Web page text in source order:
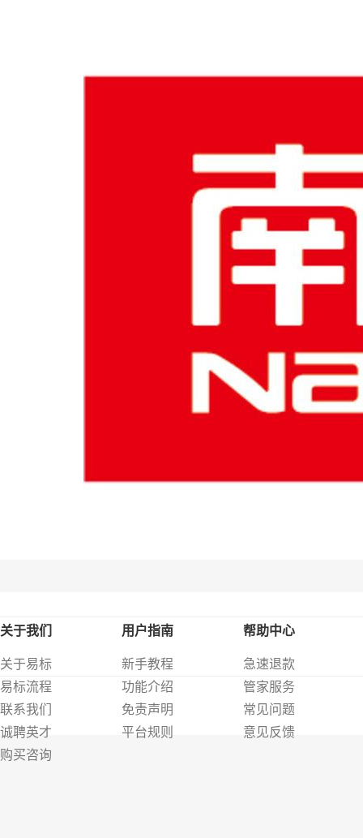
关于我们
关于易标
易标流程
联系我们
诚聘英才
购买咨询
用户指南
新手教程
功能介绍
免责声明
平台规则
帮助中心
急速退款
管家服务
常见问题
意见反馈